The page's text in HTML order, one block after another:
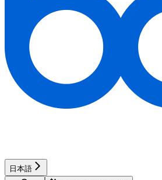
日本語